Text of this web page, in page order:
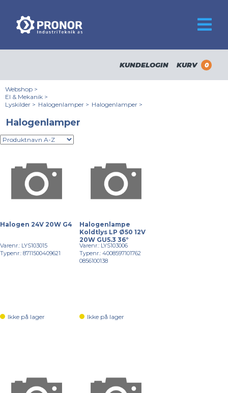
KUNDELOGIN KURV 0
Webshop >
El & Mekanik >
Lyskilder > Halogenlamper > Halogenlamper >
Halogenlamper
Halogen 24V 20W G4
Varenr.: LYS103015
Typenr.: 8711500409621
Ikke på lager
Halogenlampe
Koldtlys LP Ø50 12V
20W GU5.3 36°
Varenr.: LYS103006
Typenr.: 4008597101762
0856100138
Ikke på lager